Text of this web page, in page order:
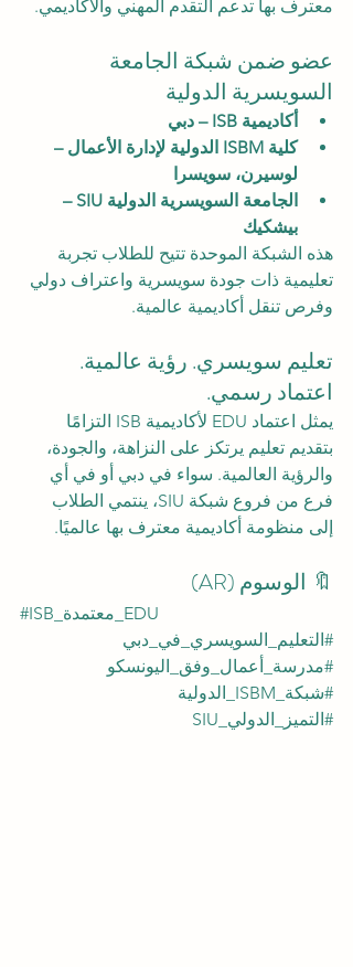
معترف بها تدعم التقدم المهني والأكاديمي.
عضو ضمن شبكة الجامعة
السويسرية الدولية
أكاديمية ISB – دبي
كلية ISBM الدولية لإدارة الأعمال –
لوسيرن، سويسرا
الجامعة السويسرية الدولية SIU –
بيشكيك
هذه الشبكة الموحدة تتيح للطلاب تجربة
تعليمية ذات جودة سويسرية واعتراف دولي
وفرص تنقل أكاديمية عالمية.
تعليم سويسري. رؤية عالمية.
اعتماد رسمي.
يمثل اعتماد EDU لأكاديمية ISB التزامًا
بتقديم تعليم يرتكز على النزاهة، والجودة،
والرؤية العالمية. سواء في دبي أو في أي
فرع من فروع شبكة SIU، ينتمي الطلاب
إلى منظومة أكاديمية معترف بها عالميًا.
🔖 الوسوم (AR)
#ISB_معتمدة_EDU
#التعليم_السويسري_في_دبي
#مدرسة_أعمال_وفق_اليونسكو
#شبكة_ISBM_الدولية
#التميز_الدولي_SIU